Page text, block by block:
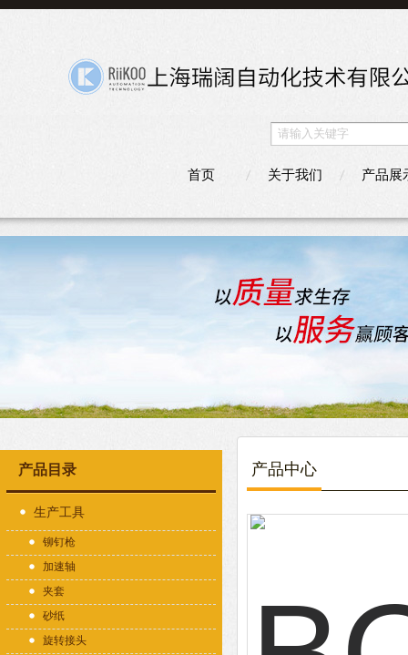
首页 关于我们 产品展
产品目录
生产工具
铆钉枪
加速轴
夹套
砂纸
旋转接头
产品中心